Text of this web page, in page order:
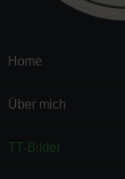
Home
Über mich
TT-Bilder